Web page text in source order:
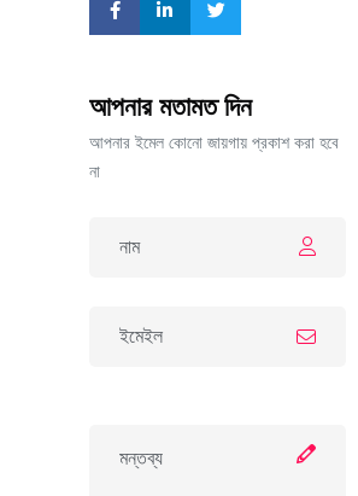
আপনার মতামত দিন
আপনার ইমেল কোনো জায়গায় প্রকাশ করা হবে
না